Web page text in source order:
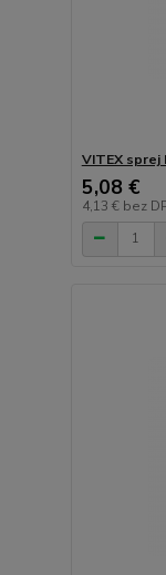
VITEX sprej
5,08 €
4,13 € bez